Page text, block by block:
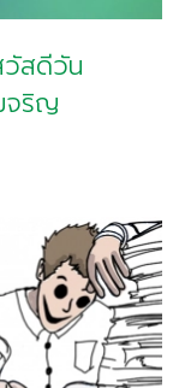
สดีวัน
จริญ